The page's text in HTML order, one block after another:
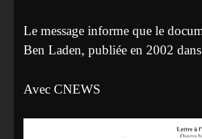
Le message informe que le
Ben Laden, publiée en 2002
Avec CNEWS